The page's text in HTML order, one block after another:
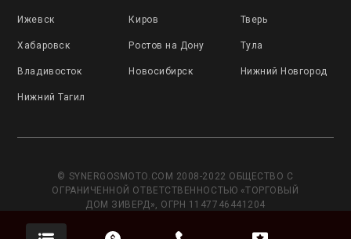
Ижевск Киров Тверь
Хабаровск Ростов на Дону Тула
Владивосток Новосибирск Нижний Новгород
Нижний Тагил
© SYNERGOSMOTO.COM 2008-2022 ОБЩЕСТВО С
ОГРАНИЧЕННОЙ ОТВЕТСТВЕННОСТЬЮ «ТОРГОВЫЙ
ДОМ ЗИВЕРД», ОГРН 1147746441204
характер и не является публичной офертой